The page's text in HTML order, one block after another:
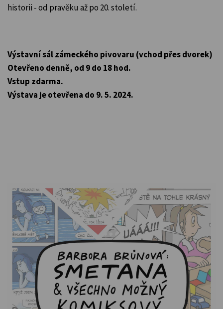
historii - od pravěku až po 20. století.
Výstavní sál zámeckého pivovaru (vchod přes dvorek)
Otevřeno denně, od 9 do 18 hod.
Vstup zdarma.
Výstava je otevřena do 9. 5. 2024.